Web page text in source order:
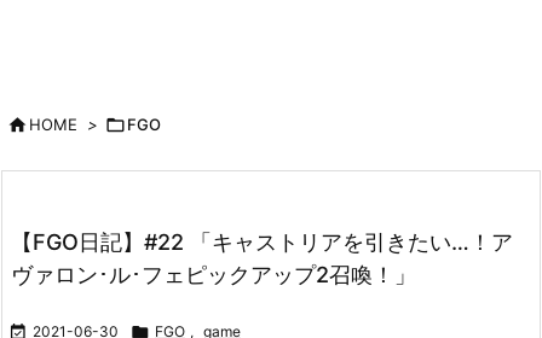
HOME > FGO
【FGO日記】#22 「キャストリアを引きたい…！ア
ヴァロン･ル･フェピックアップ2召喚！」
 2021-06-30  FGO , game